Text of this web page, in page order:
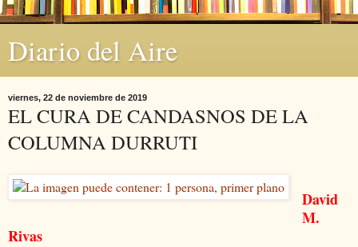
Diario del Aire
viernes, 22 de noviembre de 2019
EL CURA DE CANDASNOS DE LA
COLUMNA DURRUTI
David
M.
Rivas